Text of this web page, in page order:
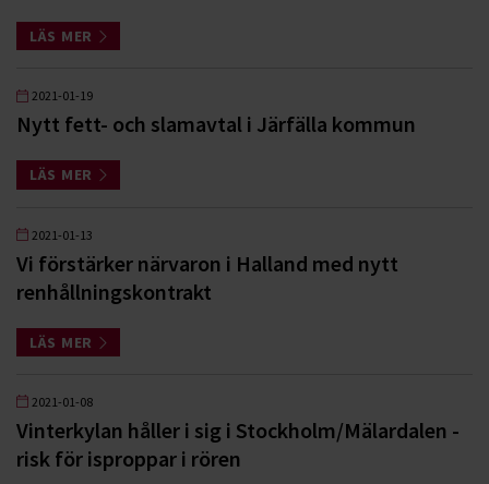
LÄS MER
2021-01-19
Nytt fett- och slamavtal i Järfälla kommun
LÄS MER
2021-01-13
Vi förstärker närvaron i Halland med nytt
renhållningskontrakt
LÄS MER
2021-01-08
Vinterkylan håller i sig i Stockholm/Mälardalen -
risk för isproppar i rören